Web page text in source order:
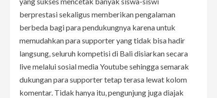
berprestasi sekaligus memberikan pengalaman
berbeda bagi para pendukungnya karena untuk
memudahkan para supporter yang tidak bisa hadir
langsung, seluruh kompetisi di Bali disiarkan secara
live melalui sosial media Youtube sehingga semarak
dukungan para supporter tetap terasa lewat kolom
komentar. Tidak hanya itu, pengunjung juga diajak